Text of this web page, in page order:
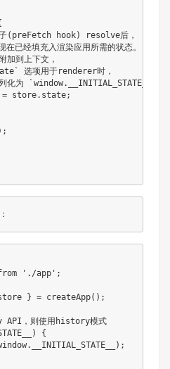
(preFetch hook) resolve后，
已经填充入渲染应用所需的状态。
到上下文，
选项用于renderer时，
化为 `window.__INITIAL_STATE__`，并
= store. state;
;
'./app' ;
} = createApp( ) ;
，则使用history模式
)
{
. __INITIAL_STATE__ ) ;